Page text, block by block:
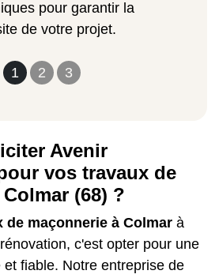
1 2 3
pour garantir la
de votre projet.
Avenir
vos travaux de
(68) ?
de maçonnerie à Colmar à
c'est opter pour une
fiable. Notre entreprise de